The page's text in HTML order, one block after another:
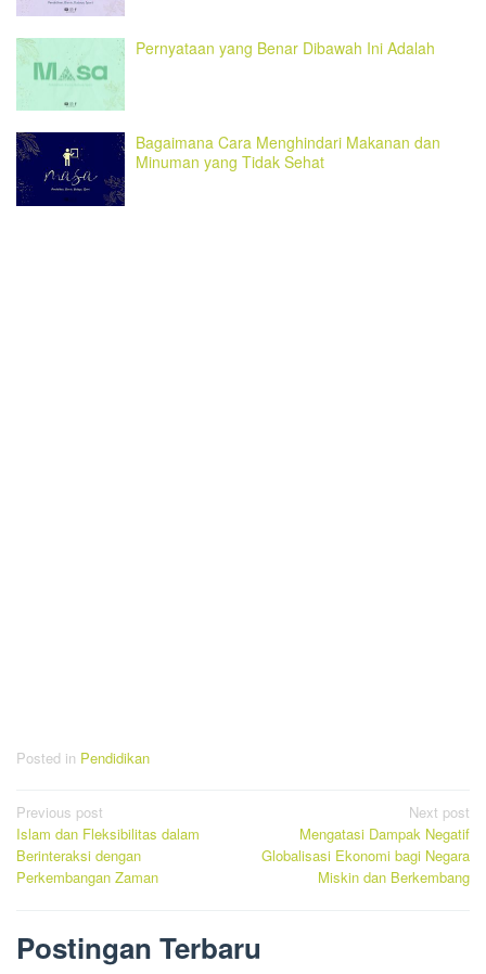
Pernyataan yang Benar Dibawah Ini Adalah
Bagaimana Cara Menghindari Makanan dan
Minuman yang Tidak Sehat
Posted in Pendidikan
Post
navigation
Previous post
Islam dan Fleksibilitas dalam
Berinteraksi dengan
Perkembangan Zaman
Next post
Mengatasi Dampak Negatif
Globalisasi Ekonomi bagi Negara
Miskin dan Berkembang
Postingan Terbaru